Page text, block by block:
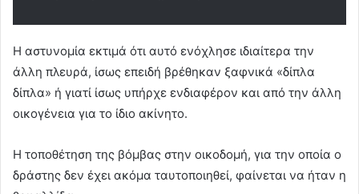
Η αστυνομία εκτιμά ότι αυτό ενόχλησε ιδιαίτερα την
άλλη πλευρά, ίσως επειδή βρέθηκαν ξαφνικά «δίπλα
δίπλα» ή γιατί ίσως υπήρχε ενδιαφέρον και από την άλλη
οικογένεια για το ίδιο ακίνητο.
Η τοποθέτηση της βόμβας στην οικοδομή, για την οποία ο
δράστης δεν έχει ακόμα ταυτοποιηθεί, φαίνεται να ήταν η